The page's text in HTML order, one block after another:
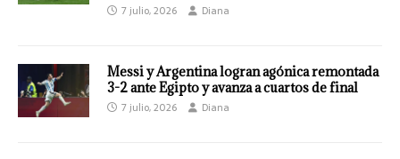
7 julio, 2026 Diana
Messi y Argentina logran agónica remontada
3-2 ante Egipto y avanza a cuartos de final
7 julio, 2026 Diana